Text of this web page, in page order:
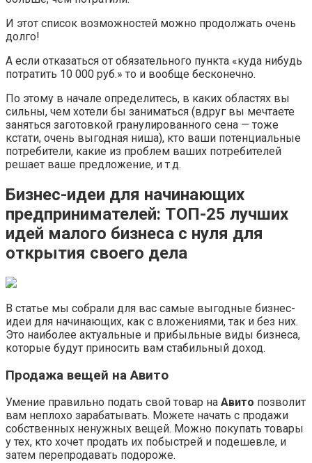
И этот список возможностей можно продолжать очень
долго!
А если отказаться от обязательного пункта «куда нибудь
потратить 10 000 руб.» то и вообще бесконечно.
По этому в начале определитесь, в каких областях вы
сильны, чем хотели бы заниматься (вдруг вы мечтаете
заняться заготовкой гранулированного сена — тоже
кстати, очень выгодная ниша), кто ваши потенциальные
потребители, какие из проблем ваших потребителей
решает ваше предложение, и т.д.
Бизнес-идеи для начинающих
предпринимателей: ТОП-25 лучших
идей малого бизнеса с нуля для
открытия своего дела
В статье мы собрали для вас самые выгодные бизнес-
идеи для начинающих, как с вложениями, так и без них.
Это наиболее актуальные и прибыльные виды бизнеса,
которые будут приносить вам стабильный доход.
Продажа вещей на Авито
Умение правильно подать свой товар на Авито позволит
вам неплохо зарабатывать. Можете начать с продажи
собственных ненужных вещей. Можно покупать товары
у тех, кто хочет продать их побыстрей и подешевле, и
затем перепродавать подороже.